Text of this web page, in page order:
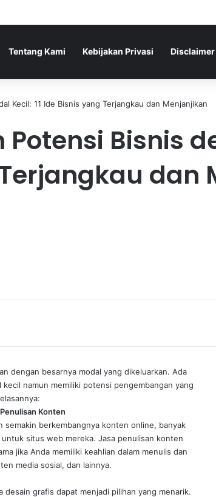
Tentang Kami Kebijakan Privasi Disclaimer
Kecil: 11 Ide Bisnis yang Terjangkau dan Menjanjikan
Bisnis
Terjangkau dan
dengan besarnya modal yang dikeluarkan. Ada
namun memiliki potensi pengembangan yang
Konten
semakin berkembangnya konten online, banyak
situs web mereka. Jasa penulisan konten
jika Anda memiliki keahlian dalam menulis dan
media sosial, dan lainnya.
desain grafis dapat menjadi pilihan yang menarik.